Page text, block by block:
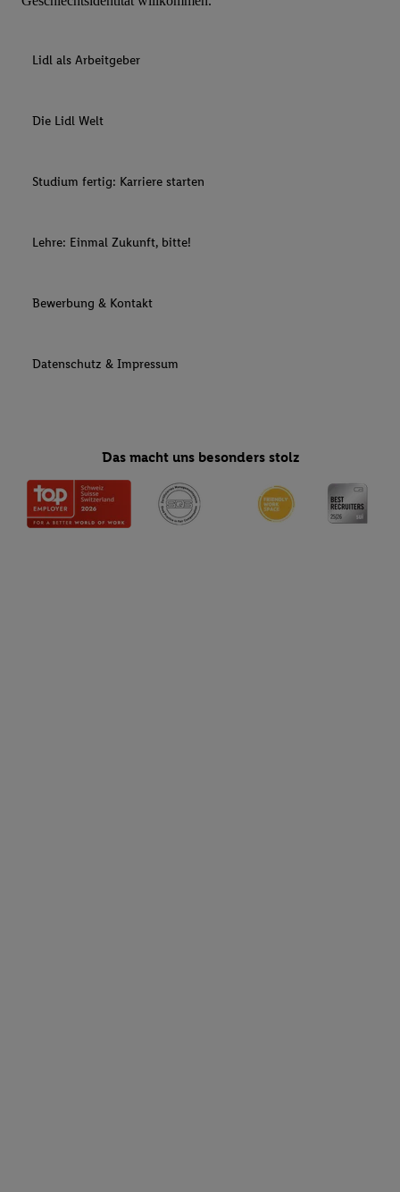
Lidl als Arbeitgeber
Die Lidl Welt
Studium fertig: Karriere starten
Lehre: Einmal Zukunft, bitte!
Bewerbung & Kontakt
Datenschutz & Impressum
Das macht uns besonders stolz